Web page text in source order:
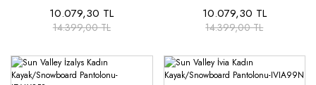
10.079,30 TL
14.399,00 TL
10.079,30 TL
14.399,00 TL